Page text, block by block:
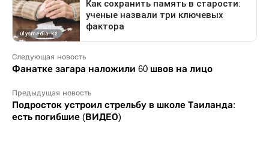
Следующая новость
Фанатке загара наложили 60 швов на лицо
Предыдущая новость
Подросток устроил стрельбу в школе Таиланда:
есть погибшие (ВИДЕО)